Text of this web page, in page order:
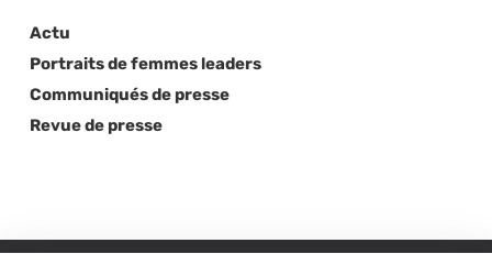
Actu
Portraits de femmes leaders
Communiqués de presse
Revue de presse